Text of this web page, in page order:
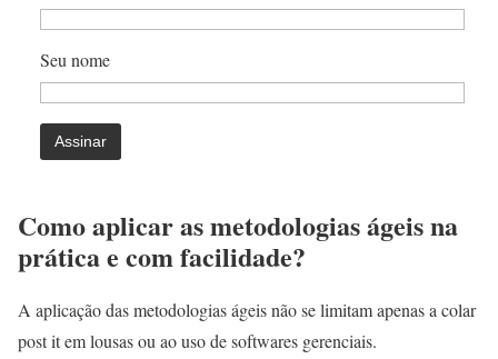
Seu nome
Como aplicar as metodologias ágeis na
prática e com facilidade?
A aplicação das metodologias ágeis não se limitam apenas a colar
post it em lousas ou ao uso de softwares gerenciais.